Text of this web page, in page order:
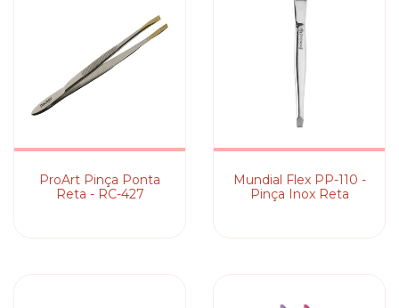
ProArt Pinça Ponta
Reta - RC-427
Mundial Flex PP-110 -
Pinça Inox Reta